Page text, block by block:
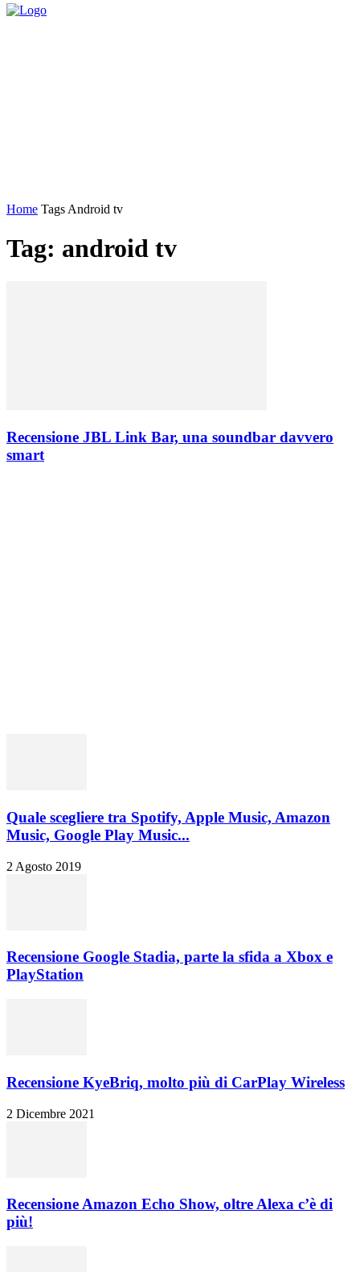
Home Tags Android tv
Tag: android tv
Recensione JBL Link Bar, una soundbar davvero
smart
Quale scegliere tra Spotify, Apple Music, Amazon
Music, Google Play Music...
2 Agosto 2019
Recensione Google Stadia, parte la sfida a Xbox e
PlayStation
Recensione KyeBriq, molto più di CarPlay Wireless
2 Dicembre 2021
Recensione Amazon Echo Show, oltre Alexa c’è di
più!